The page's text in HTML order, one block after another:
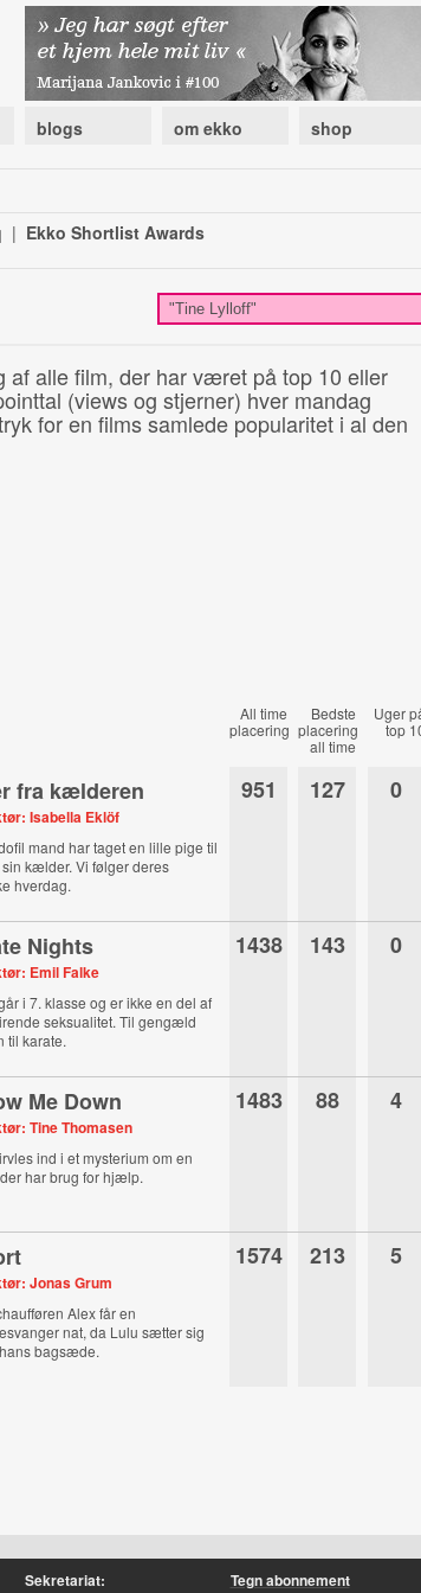
blogs om ekko shop
| Ekko Shortlist Awards
af alle film, der har været på top 10 eller
(views og stjerner) hver mandag
for en films samlede popularitet i al den
All time
placering
Bedste
placering
all time
Uger
top
fra kælderen
Isabella Eklöf
mand har taget en lille pige til
kælder. Vi følger deres
hverdag.
951 127 0
Nights
Emil Falke
i 7. klasse og er ikke en del af
seksualitet. Til gengæld
til karate.
1438 143 0
Me Down
Tine Thomasen
ind i et mysterium om en
har brug for hjælp.
1483 88 4
Jonas Grum
Alex får en
nat, da Lulu sætter sig
bagsæde.
1574 213 5
Sekretariat:
Tegn abonnement